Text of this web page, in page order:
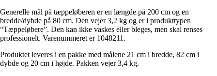
Generelle mål på tæppeløberen er en længde på 200 cm og en
bredde/dybde på 80 cm. Den vejer 3,2 kg og er i produkttypen
“Tæppeløbere”. Den kan ikke vaskes eller bleges, men skal renses
professionelt. Varenummeret er 1048211.
Produktet leveres i en pakke med målene 21 cm i bredde, 82 cm i
dybde og 20 cm i højde. Pakken vejer 3,4 kg.